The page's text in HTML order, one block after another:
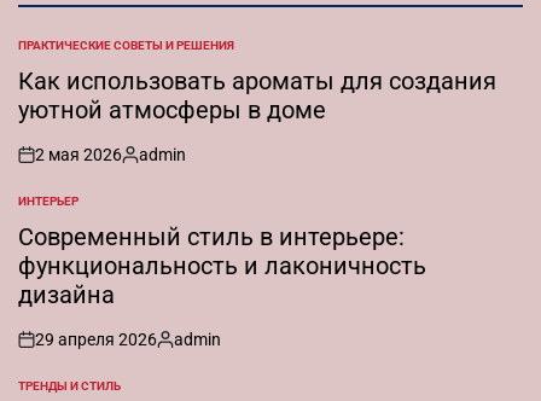
ОПУБЛИКОВАНО
В
ПРАКТИЧЕСКИЕ СОВЕТЫ И РЕШЕНИЯ
Как использовать ароматы для создания
уютной атмосферы в доме
on
2 мая 2026
Запись
admin
ОПУБЛИКОВАНО
В
ИНТЕРЬЕР
Современный стиль в интерьере:
функциональность и лаконичность
дизайна
on
29 апреля 2026
Запись
admin
ОПУБЛИКОВАНО
ТРЕНДЫ И СТИЛЬ